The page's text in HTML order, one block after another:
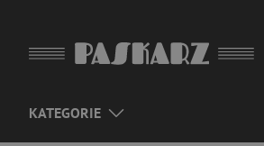
KATEGORIE